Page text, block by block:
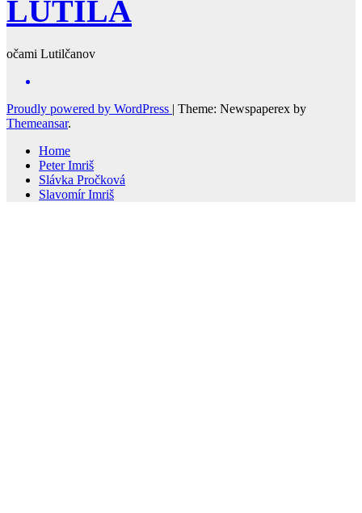
LUTILA
očami Lutilčanov
Proudly powered by WordPress | Theme: Newspaperex by
Themeansar.
Home
Peter Imriš
Slávka Pročková
Slavomír Imriš